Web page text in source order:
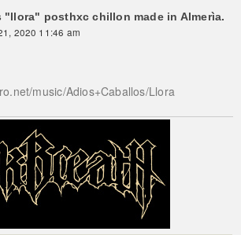
"llora" posthxc chillon made in Almerìa.
2020 11:46 am
music/Adios+Caballos/Llora